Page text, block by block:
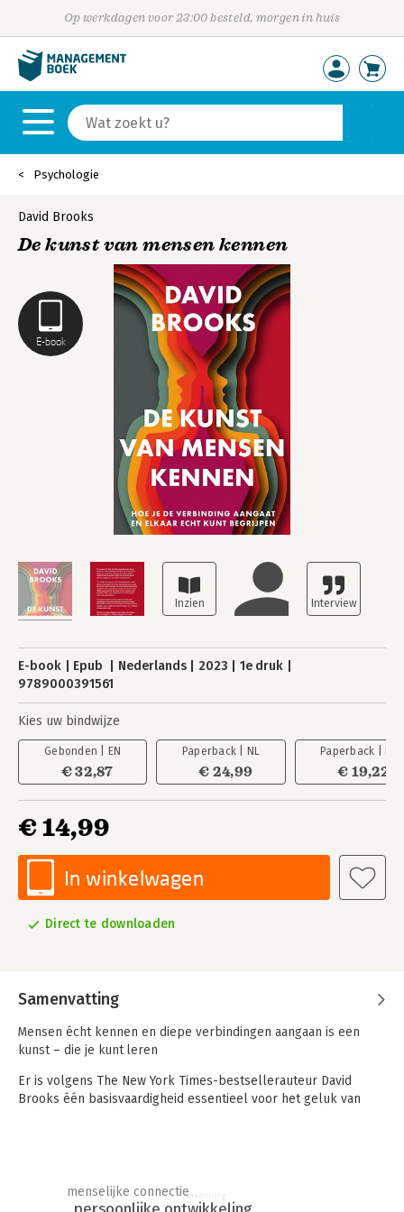
Op werkdagen voor 23:00 besteld, morgen in huis
Psychologie
E-book
David Brooks
De kunst van mensen kennen
E-book Epub Nederlands 2023
1e druk
9789000391561
Kies uw bindwijze
Gebonden | EN
€ 32,87
Paperback | NL
€ 24,99
Paperback | EN
€ 19,22
€ 14,99
In winkelwagen
Direct te downloaden
Samenvatting
Mensen écht kennen en diepe verbindingen aangaan is een
kunst – die je kunt leren
Er is volgens The New York Times-bestsellerauteur David
Brooks één basisvaardigheid essentieel voor het geluk van
Toch voelen veel mensen in onze samenleving zich onzichtbaar
en onbelangrijk. In 'De kunst van mensen kennen' vertelt
menselijke connectieerkenning